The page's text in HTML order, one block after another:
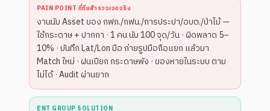
PAIN POINT ที่ทีมสำรวจเจอจริง
งานนับ Asset ของ กฟภ./กฟน./การประปา/อบต./ป่าไม้ —
ใช้กระดาษ + ปากกา · 1 คน นับ 100 จุด/วัน · ผิดพลาด 5–
10% · บันทึก Lat/Lon มือ ถ่ายรูปมือถือแยก แล้วมา
Match ใหม่ · ฝนเปียก กระดาษพัง · ของหายในระบบ ตาม
ไม่ได้ · Audit ผ่านยาก
ENT GROUP SOLUTION